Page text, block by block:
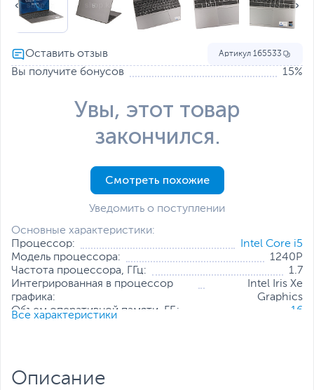
Основные характеристики:
Процессор:
Intel Core i5
Модель процессора:
1240P
Частота процессора, ГГц:
1.7
Интегрированная в процессор
графика:
Intel Iris Xe
Graphics
Объем оперативной памяти, ГБ:
16
Твердотельный накопитель:
Все характеристики
Артикул 165533
Вы получите бонусов 15%
Увы, этот товар
закончился.
Смотреть похожие
Уведомить о поступлении
Описание